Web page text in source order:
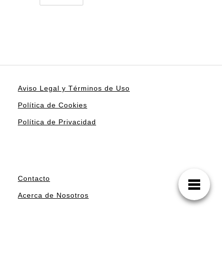
Aviso Legal y Términos de Uso
Política de Cookies
Política de Privacidad
Contacto
Acerca de Nosotros